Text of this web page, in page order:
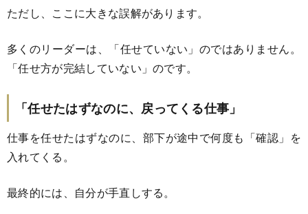
ただし、ここに大きな誤解があります。
多くのリーダーは、「任せていない」のではありません。
「任せ方が完結していない」のです。
「任せたはずなのに、戻ってくる仕事」
仕事を任せたはずなのに、部下が途中で何度も「確認」を
入れてくる。
最終的には、自分が手直しする。